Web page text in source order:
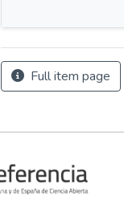
Full item page